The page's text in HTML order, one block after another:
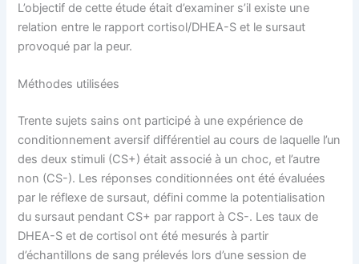
L’objectif de cette étude était d’examiner s’il existe une
relation entre le rapport cortisol/DHEA-S et le sursaut
provoqué par la peur.
Méthodes utilisées
Trente sujets sains ont participé à une expérience de
conditionnement aversif différentiel au cours de laquelle l’un
des deux stimuli (CS+) était associé à un choc, et l’autre
non (CS-). Les réponses conditionnées ont été évaluées
par le réflexe de sursaut, défini comme la potentialisation
du sursaut pendant CS+ par rapport à CS-. Les taux de
DHEA-S et de cortisol ont été mesurés à partir
d’échantillons de sang prélevés lors d’une session de